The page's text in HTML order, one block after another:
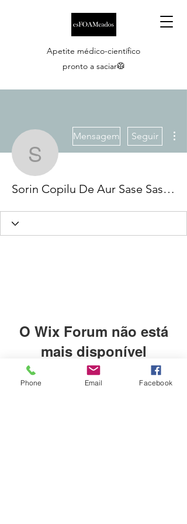
Apetite médico-científico
pronto a saciar🥼
Sorin Copilu
Mensagem Seguir
Sorin Copilu De Aur Sase Sase Vine Politia Zippy mailzer
O Wix Forum não está
mais disponível
Este aplicativo foi descontinuado.
Se você precisa de um app de
Phone Email Facebook